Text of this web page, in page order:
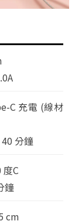
C 充電 (線材
分鐘
C
鐘
cm